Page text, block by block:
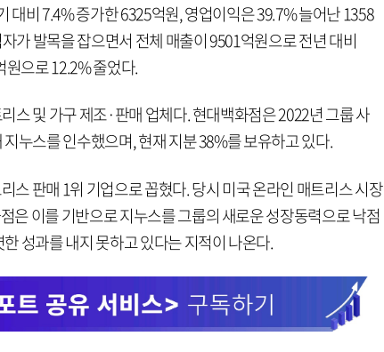
대비 7.4% 증가한 6325억원, 영업이익은 39.7% 늘어난 1358
가 발목을 잡으면서 전체 매출이 9501억원으로 전년 대비
으로 12.2% 줄었다.
스 및 가구 제조·판매 업체다. 현대백화점은 2022년 그룹 사
누스를 인수했으며, 현재 지분 38%를 보유하고 있다.
스 판매 1위 기업으로 꼽혔다. 당시 미국 온라인 매트리스 시장
은 이를 기반으로 지누스를 그룹의 새로운 성장동력으로 낙점
성과를 내지 못하고 있다는 지적이 나온다.